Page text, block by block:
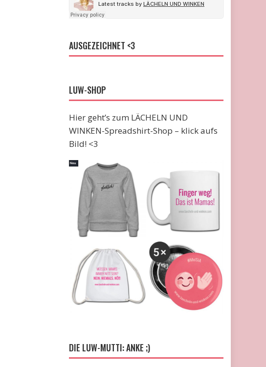
AUSGEZEICHNET <3
LUW-SHOP
Hier geht’s zum LÄCHELN UND
WINKEN-Spreadshirt-Shop – klick aufs
Bild! <3
DIE LUW-MUTTI: ANKE ;)